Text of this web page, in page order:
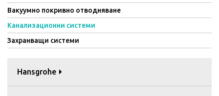
Вакуумно покривно отводняване
Канализационни системи
Захранващи системи
Hansgrohe